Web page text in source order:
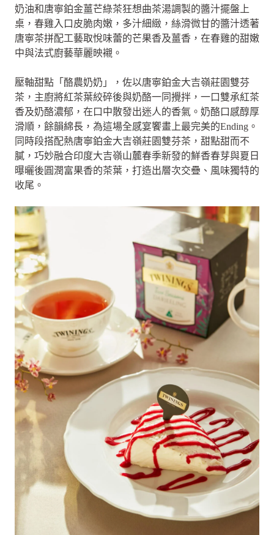
奶油和唐寧鉑金薑芒綠茶狂想曲茶湯調製的醬汁擺盤上
桌，春雞入口皮脆肉嫩，多汁細緻，絲滑微甘的醬汁透著
唐寧茶拼配工藝取悅味蕾的芒果香及薑香，在春雞的甜嫩
中與法式廚藝華麗映襯。
壓軸甜點「酪農奶奶」，佐以唐寧鉑金大吉嶺莊園雙芬
茶，主廚將紅茶葉絞碎後與奶酪一同攪拌，一口雙承紅茶
香及奶酪濃郁，在口中散發出迷人的香氣。奶酪口感醇厚
滑順，餘韻綿長，為這場全感宴饗畫上最完美的Ending。
同時段搭配熱唐寧鉑金大吉嶺莊園雙芬茶，甜點甜而不
膩，巧妙融合印度大吉嶺山麓春季新發的鮮香春芽與夏日
曝曬後圓潤富果香的茶葉，打造出層次交疊、風味獨特的
收尾。